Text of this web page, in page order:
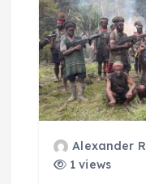
Alexander R
1 views